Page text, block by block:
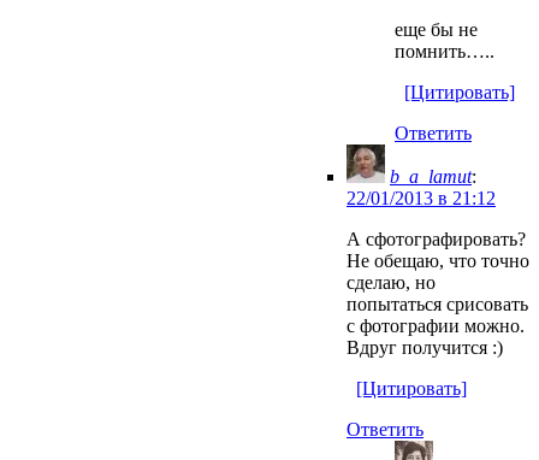
еще бы не
помнить…..
[Цитировать]
Ответить
b_a_lamut:
22/01/2013 в 21:12
А сфотографировать?
Не обещаю, что точно
сделаю, но
попытаться срисовать
с фотографии можно.
Вдруг получится :)
[Цитировать]
Ответить